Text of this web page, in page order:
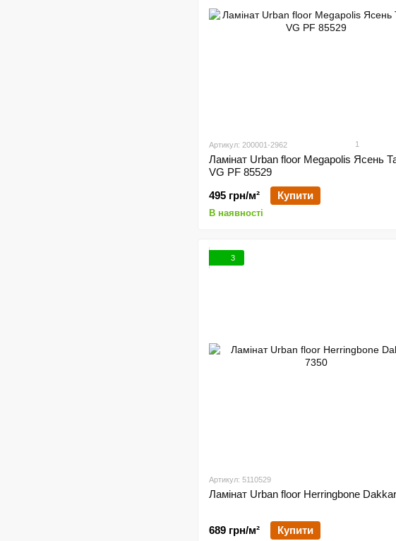
Артикул: 200001-2962 1
Ламінат Urban floor Megapolis Ясень
VG PF 85529
495 грн/м²
Купити
В наявності
3
Артикул: 5110529
Ламінат Urban floor Herringbone
689 грн/м² Купити